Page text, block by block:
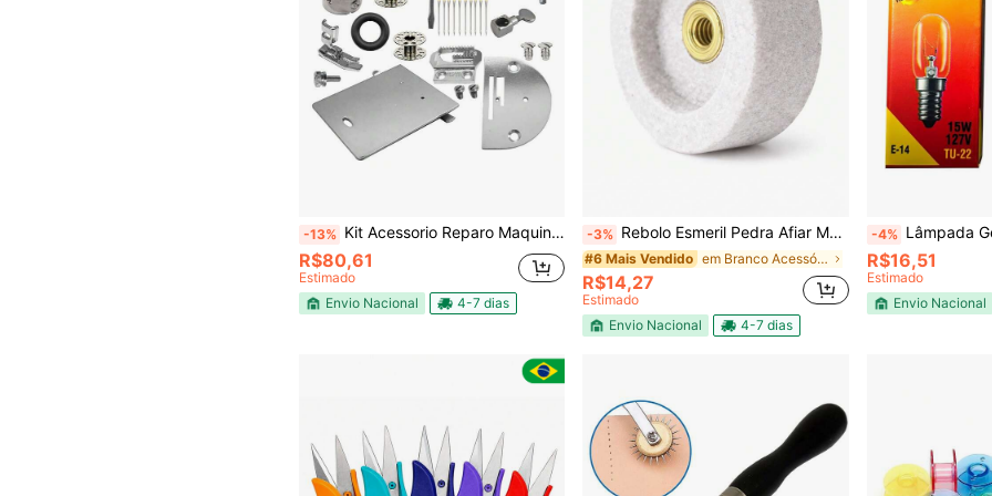
-13% Kit Acessorio Reparo Maquina Costura Reta Pretinha 15-30 Ja2
R$80,61
Estimado
Envio Nacional
4-7 dias
-3% Rebolo Esmeril Pedra Afiar Maq Cortar Tecido RC100 Disco BR
#6 Mais Vendido em Branco Acessórios para ferramentas
R$14,27
Estimado
Envio Nacional
4-7 dias
-4% Lâmpada Geladeira
R$16,51
Estimado
Envio Nacional